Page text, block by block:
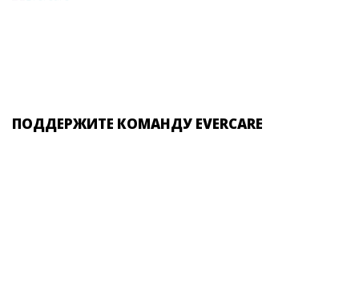
ПОДДЕРЖИТЕ КОМАНДУ EVERCARE